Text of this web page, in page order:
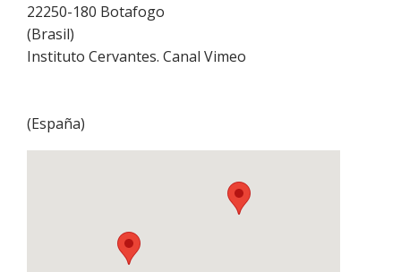
22250-180 Botafogo
(Brasil)
Instituto Cervantes. Canal Vimeo
(España)